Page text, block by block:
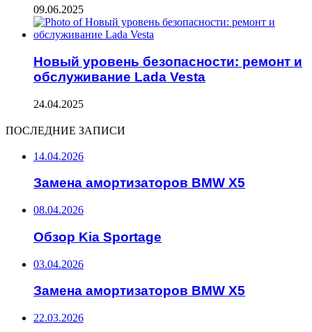
09.06.2025
Новый уровень безопасности: ремонт и
обслуживание Lada Vesta
24.04.2025
ПОСЛЕДНИЕ ЗАПИСИ
14.04.2026
Замена амортизаторов BMW X5
08.04.2026
Обзор Kia Sportage
03.04.2026
Замена амортизаторов BMW X5
22.03.2026